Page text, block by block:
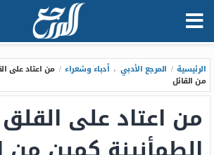
الرئيسية / المرجع الأدبي ، أدباء وشعراء / من اعتاد على
من القائل
من اعتاد على